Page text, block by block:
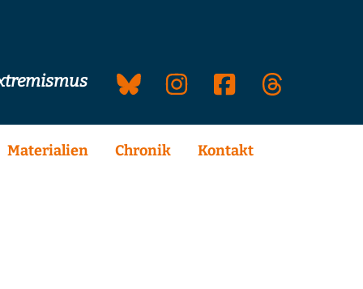
Materialien Chronik Kontakt